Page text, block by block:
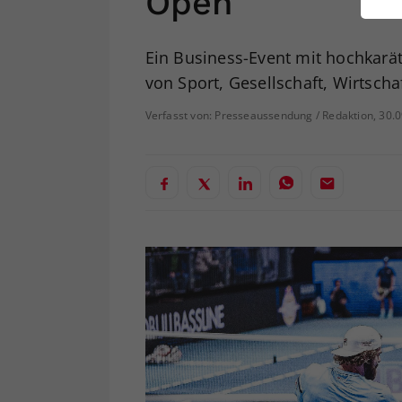
Ein Business-Event mit
von Sport, Gesellschaft,
Verfasst von: Presseaussendung / Redaktion,